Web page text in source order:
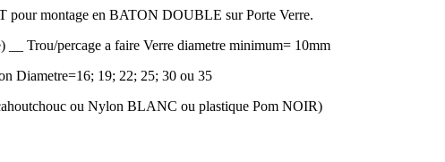
montage en BATON DOUBLE sur Porte Verre.
Trou/percage a faire Verre diametre minimum= 10mm
Diametre=16; 19; 22; 25; 30 ou 35
ou Nylon BLANC ou plastique Pom NOIR)